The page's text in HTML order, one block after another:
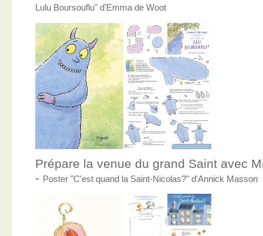
Lulu Boursouflu" d'Emma de Woot
Prépare la venue du grand Saint avec
- Poster "C'est quand la Saint-Nicolas?" d'Annick Masson